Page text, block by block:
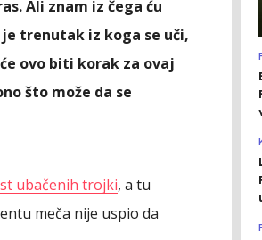
Ali znam iz čega ću
je trenutak iz koga se uči,
ovo biti korak za ovaj
što može da se
ubačenih trojki, a tu
meča nije uspio da